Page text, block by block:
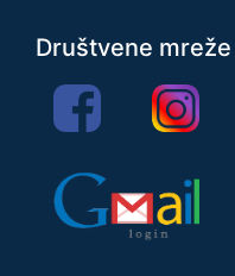
Društvene mreže